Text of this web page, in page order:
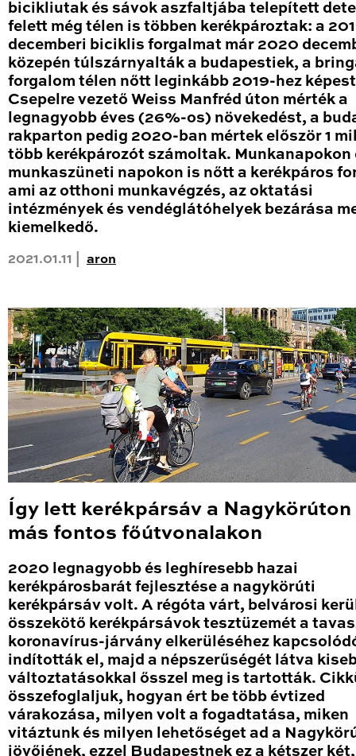
bicikliutak és sávok aszfaltjába telepített
felett még télen is többen kerékpároztak: a
decemberi biciklis forgalmat már 2020
közepén túlszárnyalták a budapestiek, a
forgalom télen nőtt leginkább 2019-hez
Csepelre vezető Weiss Manfréd úton mérték a
legnagyobb éves (26%-os) növekedést, a
rakparton pedig 2020-ban mértek először 1
több kerékpározót számoltak. Munkanapokon
munkaszüneti napokon is nőtt a kerékpáros
ami az otthoni munkavégzés, az oktatási
intézmények és vendéglátóhelyek bezárása
kiemelkedő.
2021.01.11 | aron
Így lett kerékpársáv a Nagykörúton
más fontos főútvonalakon
2020 legnagyobb és leghíresebb hazai
kerékpárosbarát fejlesztése a nagykörúti
kerékpársáv volt. A régóta várt, belvárosi
összekötő kerékpársávok tesztüzemét a
koronavírus-járvány elkerüléséhez
indították el, majd a népszerűségét látva
változtatásokkal ősszel meg is tartották.
összefoglaljuk, hogyan ért be több évtized
várakozása, milyen volt a fogadtatása, miken
vitáztunk és milyen lehetőséget ad a
jövőjének, ezzel Budapestnek ez a kétszer